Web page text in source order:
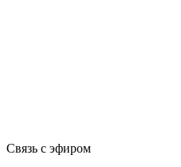
Связь с эфиром